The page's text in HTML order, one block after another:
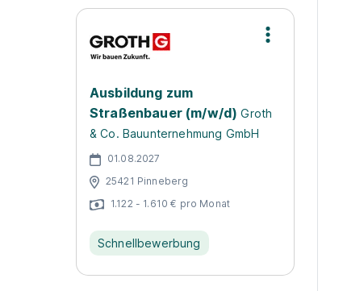
Ausbildung zum
Straßenbauer (m/w/d) Groth
& Co. Bauunternehmung GmbH
01.08.2027
25421 Pinneberg
1.122 - 1.610 € pro Monat
Schnellbewerbung